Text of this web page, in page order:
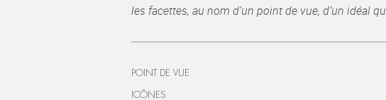
les facettes, au nom d’un point de vue, d’un idéal
POINT DE VUE
ICÔNES